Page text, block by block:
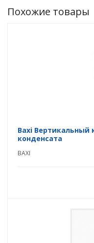
Похожие товары
Baxi Вертикальный
конденсата
BAXI